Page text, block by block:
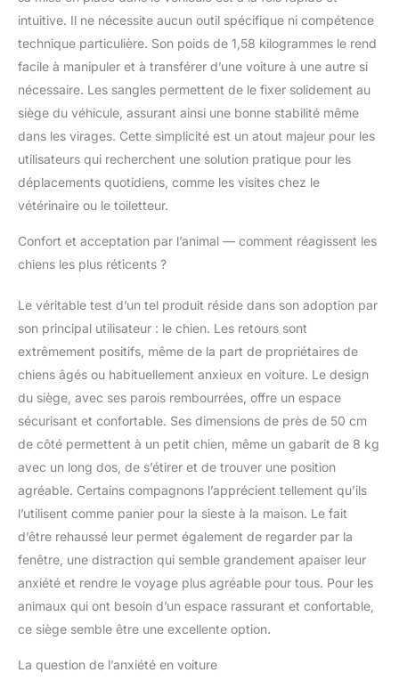
39,9 cm (H). Le siège
auto pour animaux de
compagnie est adapté
pour les chiens et
moyenne taille jusqu'à
13,6 kg. Il est conçu
pour s'adapter à
presque tous les types
de véhicules, voitures,
camions, SUV, vous
avant ou arrière selon
du siège rehausseur
pour chien est en tissu
doux, l'intérieur est
rempli d'éponge haute
densité, ce qui peut
réduire efficacement
l'impact des chocs de
la route et apporter à
votre chien un voyage
confortable. Utilisation
multifonctionnelle :
rangement sur les deux
côtés, vous pouvez
placer des jouets pour
animaux de compagnie
chien sur le siège de
voiture pour
intuitive. Il ne nécessite aucun outil spécifique ni compétence
technique particulière. Son poids de 1,58 kilogrammes le rend
facile à manipuler et à transférer d’une voiture à une autre si
nécessaire. Les sangles permettent de le fixer solidement au
siège du véhicule, assurant ainsi une bonne stabilité même
dans les virages. Cette simplicité est un atout majeur pour les
utilisateurs qui recherchent une solution pratique pour les
déplacements quotidiens, comme les visites chez le
vétérinaire ou le toiletteur.
Confort et acceptation par l’animal — comment réagissent les
chiens les plus réticents ?
Le véritable test d’un tel produit réside dans son adoption par
son principal utilisateur : le chien. Les retours sont
extrêmement positifs, même de la part de propriétaires de
chiens âgés ou habituellement anxieux en voiture. Le design
du siège, avec ses parois rembourrées, offre un espace
sécurisant et confortable. Ses dimensions de près de 50 cm
de côté permettent à un petit chien, même un gabarit de 8 kg
avec un long dos, de s’étirer et de trouver une position
agréable. Certains compagnons l’apprécient tellement qu’ils
l’utilisent comme panier pour la sieste à la maison. Le fait
d’être rehaussé leur permet également de regarder par la
fenêtre, une distraction qui semble grandement apaiser leur
anxiété et rendre le voyage plus agréable pour tous. Pour les
animaux qui ont besoin d’un espace rassurant et confortable,
ce siège semble être une excellente option.
La question de l’anxiété en voiture